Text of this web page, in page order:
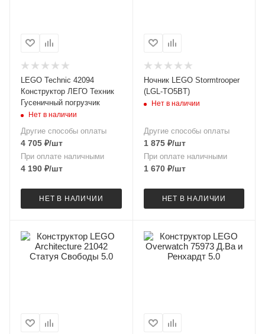
LEGO Technic 42094
Конструктор ЛЕГО Техник
Гусеничный погрузчик
Нет в наличии
Другие способы оплаты
4 705 ₽/шт
При оплате наличными
4 190 ₽/шт
НЕТ В НАЛИЧИИ
Ночник LEGO Stormtrooper
(LGL-TO5BT)
Нет в наличии
Другие способы оплаты
1 875₽/шт
При оплате наличными
1 670₽/шт
НЕТ В НАЛИЧИИ